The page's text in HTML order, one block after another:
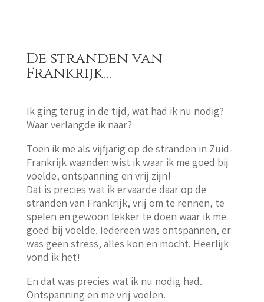
De stranden van
Frankrijk…
Ik ging terug in de tijd, wat had ik nu nodig?
Waar verlangde ik naar?
Toen ik me als vijfjarig op de stranden in Zuid-
Frankrijk waanden wist ik waar ik me goed bij
voelde, ontspanning en vrij zijn!
Dat is precies wat ik ervaarde daar op de
stranden van Frankrijk, vrij om te rennen, te
spelen en gewoon lekker te doen waar ik me
goed bij voelde. Iedereen was ontspannen, er
was geen stress, alles kon en mocht. Heerlijk
vond ik het!
En dat was precies wat ik nu nodig had.
Ontspanning en me vrij voelen.